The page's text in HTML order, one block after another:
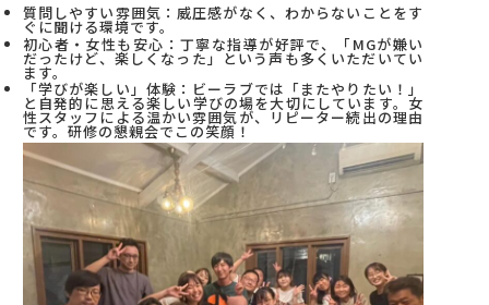
質問しやすい雰囲気：威圧感がなく、わからないことをす
ぐに聞ける環境です。
初心者・女性も安心：丁寧な指導が好評で、「MGが嫌い
だったけど、楽しくなった」という声も多くいただいてい
ます。
「学びが楽しい」体験：ビーラブでは「またやりたい！」
と自発的に思える楽しい学びの場を大切にしています。女
性スタッフによる温かい雰囲気が、リピーター続出の理由
です。研修の懇親会でこの笑顔！